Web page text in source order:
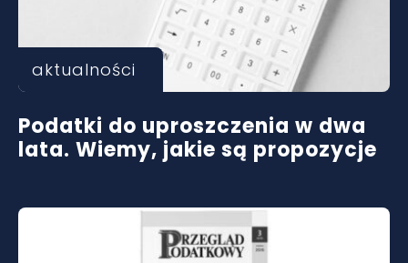
aktualności
Podatki do uproszczenia w dwa
lata. Wiemy, jakie są propozycje